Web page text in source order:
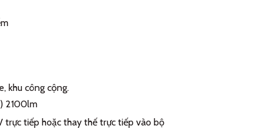
khu công cộng.
2100lm
tiếp hoặc thay thế trực tiếp vào bộ